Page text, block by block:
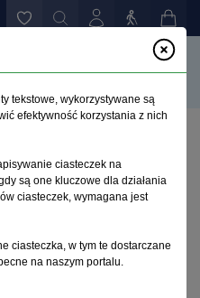
dniowe następstwa
pierwszym w życiu
- analiza 4802
udarowego
tekstowe, wykorzystywane są
efektywność korzystania z nich
ciasteczek na
są one kluczowe dla działania
ciasteczek, wymagana jest
ciasteczka, w tym te dostarczane
na naszym portalu.